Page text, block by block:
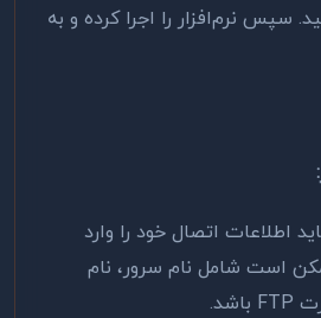
نرم‌افزار را اجرا کرده و به
:
اطلاعات اتصال خود را وارد
است شامل نام سرور، نام
FTP باشد.